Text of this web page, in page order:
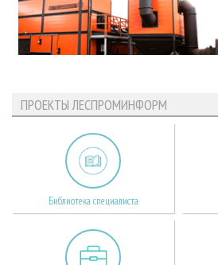
ПРОЕКТЫ ЛЕСПРОМИНФОРМ
Библиотека специалиста